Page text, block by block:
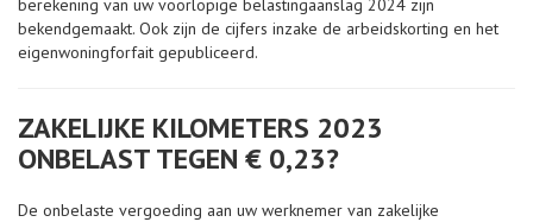
berekening van uw voorlopige belastingaanslag 2024 zijn
bekendgemaakt. Ook zijn de cijfers inzake de arbeidskorting en het
eigenwoningforfait gepubliceerd.
ZAKELIJKE KILOMETERS 2023
ONBELAST TEGEN € 0,23?
De onbelaste vergoeding aan uw werknemer van zakelijke